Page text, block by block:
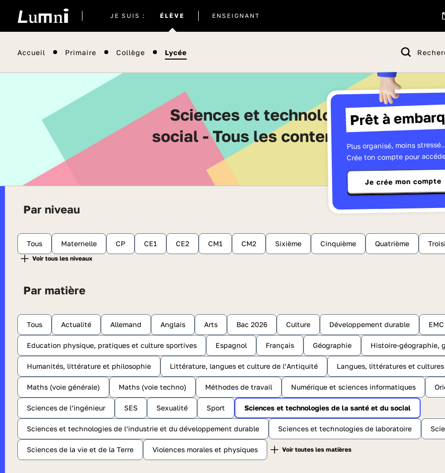
JE SUIS : ÉLÈVE
actuel
ENSEIGNANT
Accueil Primaire Collège Lycée
Prêt à
Plus organisé, moins
Crée ton compte pour
Je crée mon compte
Sciences et technologies de la santé et du
social - Tous les contenus de
Par niveau
Tous Maternelle CP CE1 CE2 CM1 CM2 Sixième Cinquième Quatrième
Par matière
Tous Actualité Allemand Anglais Arts Bac 2026 Culture Développement durable EMC
Education physique, pratiques et culture sportives Espagnol Français Géographie Histoire-géographie,
Humanités, littérature et philosophie Littérature, langues et culture de l’Antiquité Langues, littératures et
Maths (voie générale) Maths (voie techno) Méthodes de travail Numérique et sciences informatiques
Sciences de l’ingénieur SES Sexualité Sport Sciences et technologies de la santé et du social
Sciences et technologies de l’industrie et du développement durable Sciences et technologies de laboratoire
Sciences de la vie et de la Terre Violences morales et physiques